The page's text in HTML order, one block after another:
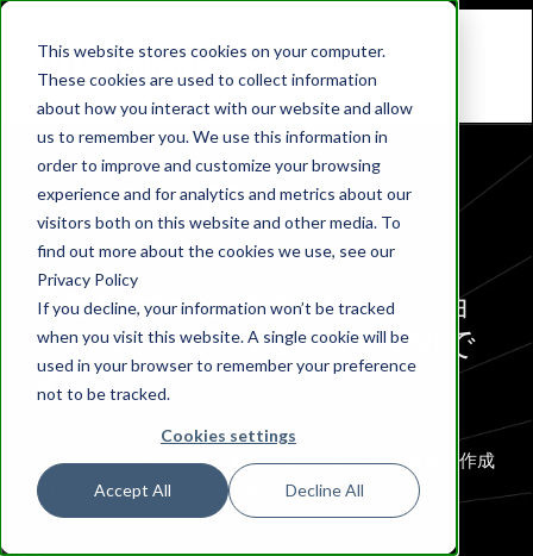
This website stores cookies on your computer.
These cookies are used to collect information
about how you interact with our website and allow
us to remember you. We use this information in
order to improve and customize your browsing
experience and for analytics and metrics about our
visitors both on this website and other media. To
find out more about the cookies we use, see our
Privacy Policy
If you decline, your information won’t be tracked
when you visit this website. A single cookie will be
used in your browser to remember your preference
not to be tracked.
Cookies settings
Accept All Decline All
マーケティング資料
図書館サービスとコレクショ
ンのマーケティングは大切で
す
いつでもサポートいたします。新規・既存利用者用に作成
されたマーケティング資料がございます。